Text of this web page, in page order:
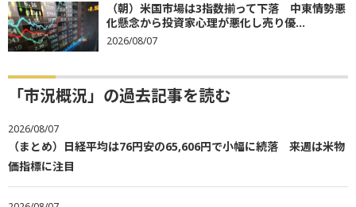
（朝）米国市場は3指数揃って下落 中東情勢悪
化懸念から投資家心理が悪化し売り優...
2026/08/07
「市況概況」の過去記事を読む
2026/08/07
（まとめ）日経平均は76円安の65,606円で小幅に続落 来週は米物
価指標に注目